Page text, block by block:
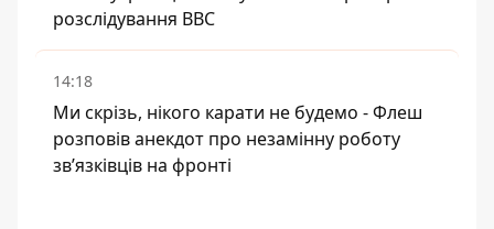
розслідування BBC
14:18
Ми скрізь, нікого карати не будемо - Флеш
розповів анекдот про незамінну роботу
зв’язківців на фронті